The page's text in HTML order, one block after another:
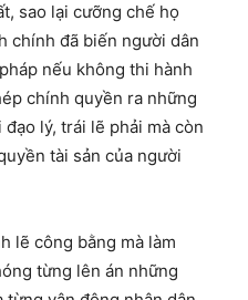
sao lại cưỡng chế họ
chính đã biến người dân
nếu không thi hành
chính quyền ra những
lý, trái lẽ phải mà còn
tài sản của người
lẽ công bằng mà làm
từng lên án những